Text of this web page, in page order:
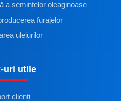
a semințelor oleaginoase
furajelor
uleiurilor
uri utile
clienți